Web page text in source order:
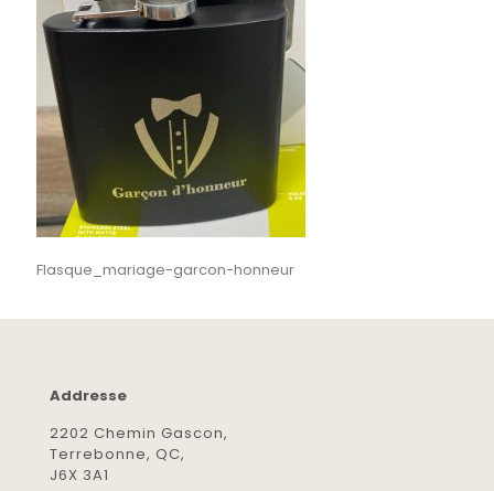
Flasque_mariage-garcon-honneur
Addresse
2202 Chemin Gascon,
Terrebonne, QC,
J6X 3A1